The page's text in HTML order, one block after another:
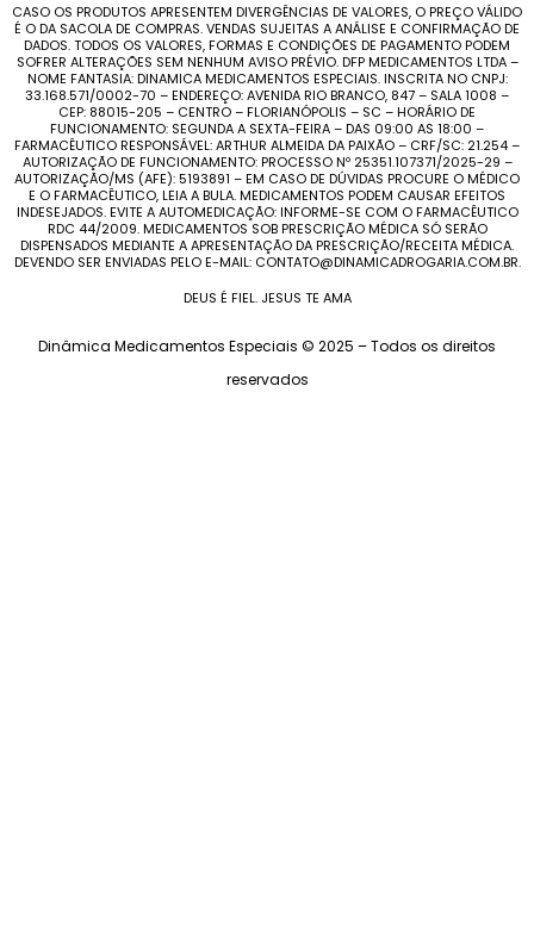
CASO OS PRODUTOS APRESENTEM DIVERGÊNCIAS DE VALORES, O PREÇO VÁLIDO
É O DA SACOLA DE COMPRAS. VENDAS SUJEITAS A ANÁLISE E CONFIRMAÇÃO DE
DADOS. TODOS OS VALORES, FORMAS E CONDIÇÕES DE PAGAMENTO PODEM
SOFRER ALTERAÇÕES SEM NENHUM AVISO PRÉVIO. DFP MEDICAMENTOS LTDA –
NOME FANTASIA: DINAMICA MEDICAMENTOS ESPECIAIS. INSCRITA NO CNPJ:
33.168.571/0002-70 – ENDEREÇO: AVENIDA RIO BRANCO, 847 – SALA 1008 –
CEP: 88015-205 – CENTRO – FLORIANÓPOLIS – SC – HORÁRIO DE
FUNCIONAMENTO: SEGUNDA A SEXTA-FEIRA – DAS 09:00 AS 18:00 –
FARMACÊUTICO RESPONSÁVEL: ARTHUR ALMEIDA DA PAIXÃO – CRF/SC: 21.254 –
AUTORIZAÇÃO DE FUNCIONAMENTO: PROCESSO Nº 25351.107371/2025-29 –
AUTORIZAÇÃO/MS (AFE): 5193891 – EM CASO DE DÚVIDAS PROCURE O MÉDICO
E O FARMACÊUTICO, LEIA A BULA. MEDICAMENTOS PODEM CAUSAR EFEITOS
INDESEJADOS. EVITE A AUTOMEDICAÇÃO: INFORME-SE COM O FARMACÊUTICO
RDC 44/2009. MEDICAMENTOS SOB PRESCRIÇÃO MÉDICA SÓ SERÃO
DISPENSADOS MEDIANTE A APRESENTAÇÃO DA PRESCRIÇÃO/RECEITA MÉDICA.
DEVENDO SER ENVIADAS PELO E-MAIL: CONTATO@DINAMICADROGARIA.COM.BR.
DEUS É FIEL. JESUS TE AMA
Dinâmica Medicamentos Especiais © 2025 – Todos os direitos
reservados